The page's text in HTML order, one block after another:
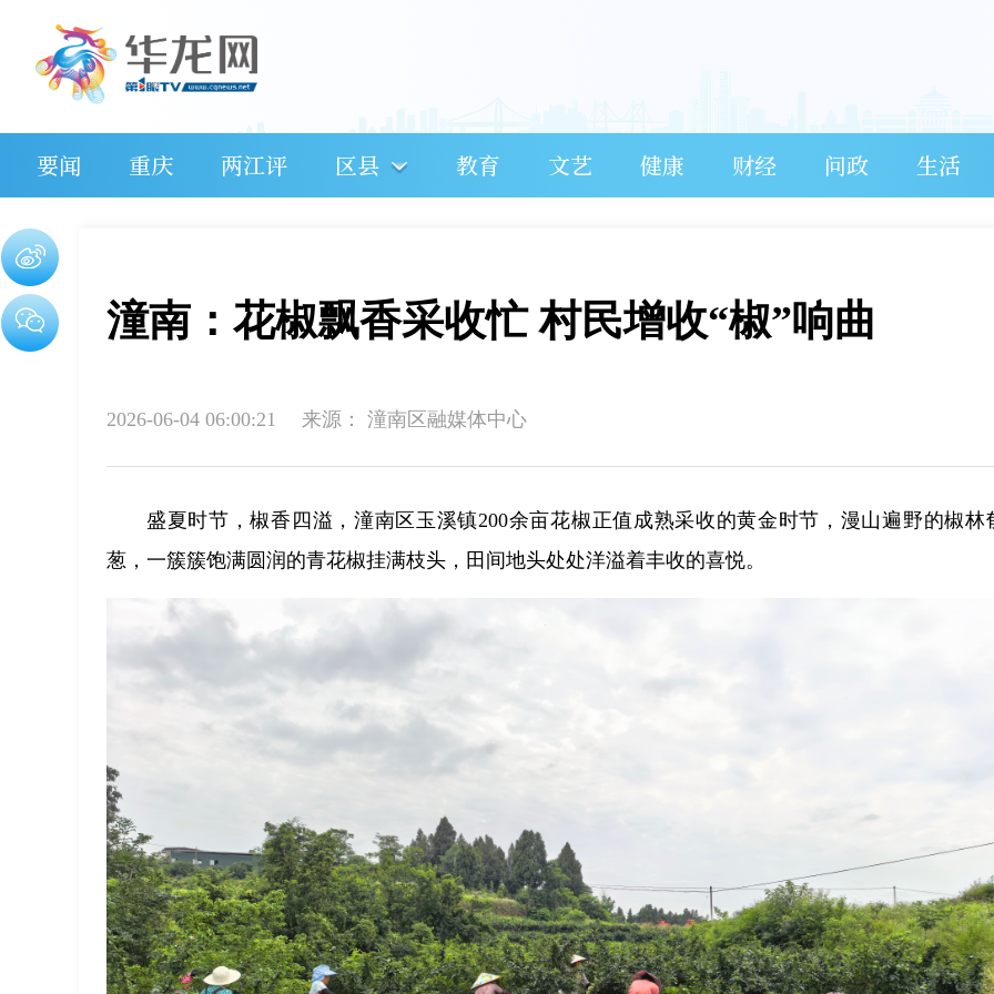
要闻 重庆 两江评 区县 教育 文艺 健康 财经 问政 生活
潼南：花椒飘香采收忙 村民增收“椒”响曲
2026-06-04 06:00:21 来源： 潼南区融媒体中心
盛夏时节，椒香四溢，潼南区玉溪镇200余亩花椒正值成熟采收的黄金时节，漫山遍野的椒林
葱，一簇簇饱满圆润的青花椒挂满枝头，田间地头处处洋溢着丰收的喜悦。